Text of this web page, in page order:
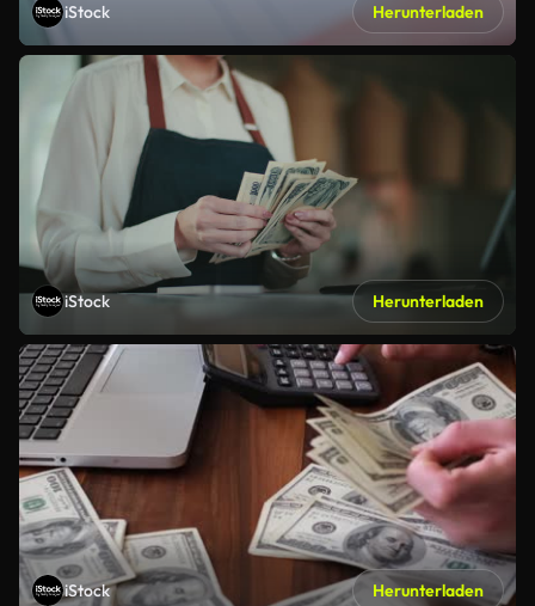
iStock Herunterladen
iStock Herunterladen
iStock Herunterladen